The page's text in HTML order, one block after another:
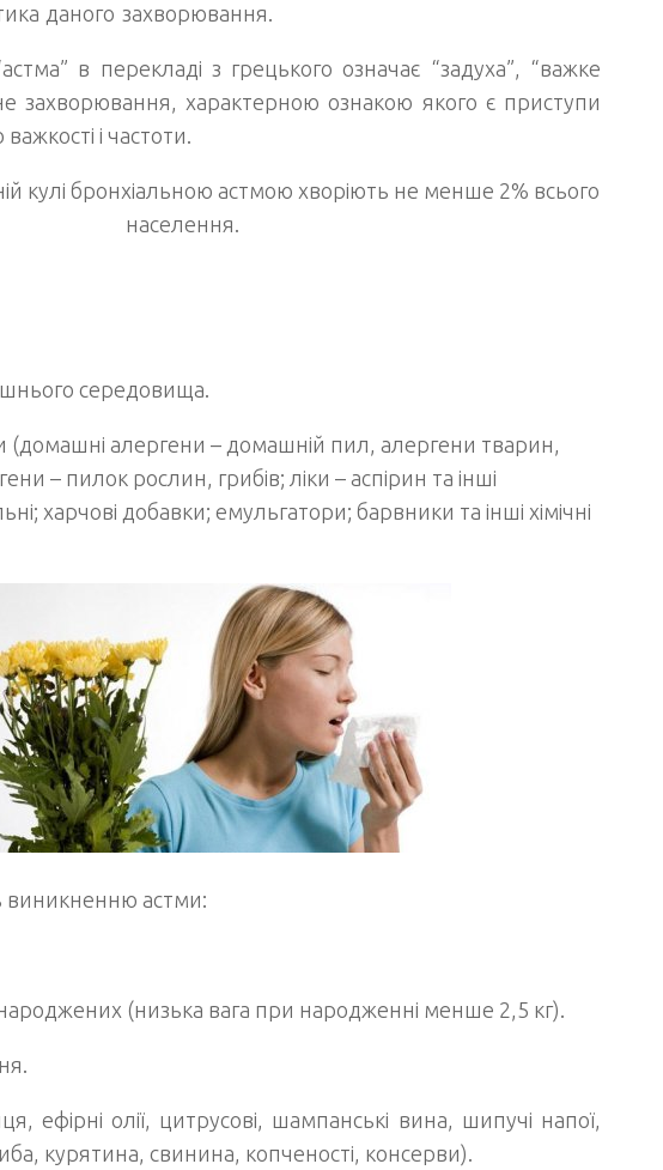
даного захворювання.
в перекладі з грецького означає “задуха”, “важке
захворювання, характерною ознакою якого є приступи
і частоти.
кулі бронхіальною астмою хворіють не менше 2% всього
населення.
середовища.
(домашні алергени – домашній пил, алергени тварин,
– пилок рослин, грибів; ліки – аспірин та інші
харчові добавки; емульгатори; барвники та інші хімічні
астми:
(низька вага при народженні менше 2,5 кг).
ефірні олії, цитрусові, шампанські вина, шипучі напої,
курятина, свинина, копченості, консерви).